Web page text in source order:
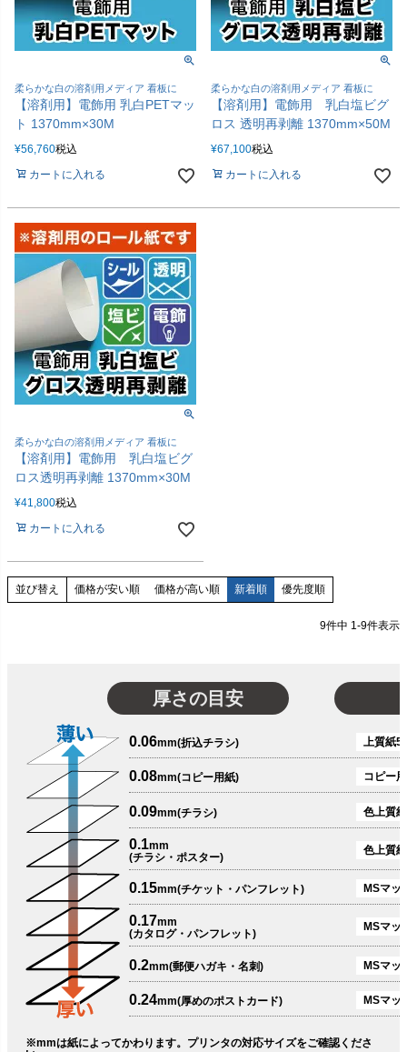
柔らかな白の溶剤用メディア 看板に
【溶剤用】電飾用 乳白PETマッ
ト 1370mm×30M
¥56,760税込
カートに入れる
柔らかな白の溶剤用メディア 看板に
【溶剤用】電飾用 乳白塩ビグ
ロス 透明再剥離 1370mm×50M
¥67,100税込
カートに入れる
柔らかな白の溶剤用メディア 看板に
【溶剤用】電飾用 乳白塩ビグ
ロス透明再剥離 1370mm×30M
¥41,800税込
カートに入れる
並び替え 価格が安い順 価格が高い順 新着順 優先度順
9件中 1-9件表示
厚さの目安
0.06mm(折込チラシ) 上質紙
0.08mm(コピー用紙) コピー
0.09mm(チラシ) 色上質
0.1mm
(チラシ・ポスター)
色上質
0.15mm(チケット・パンフレット) MSマッ
0.17mm
(カタログ・パンフレット)
MSマッ
0.2mm(郵便ハガキ・名刺) MSマッ
0.24mm(厚めのポストカード) MSマッ
※mmは紙によってかわります。プリンタの対応サイズをご確認くださ